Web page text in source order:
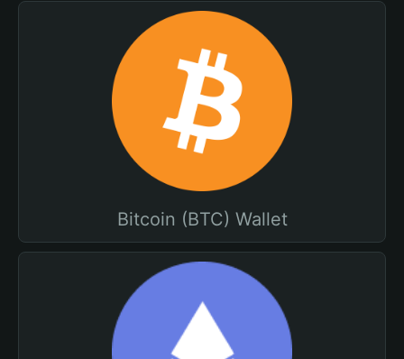
Bitcoin (BTC) Wallet